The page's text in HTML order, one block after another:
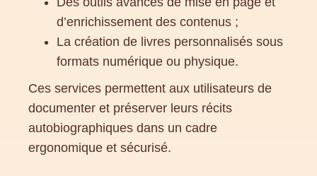
d’enrichissement des contenus ;
La création de livres personnalisés sous
formats numérique ou physique.
Ces services permettent aux utilisateurs de
documenter et préserver leurs récits
autobiographiques dans un cadre
ergonomique et sécurisé.